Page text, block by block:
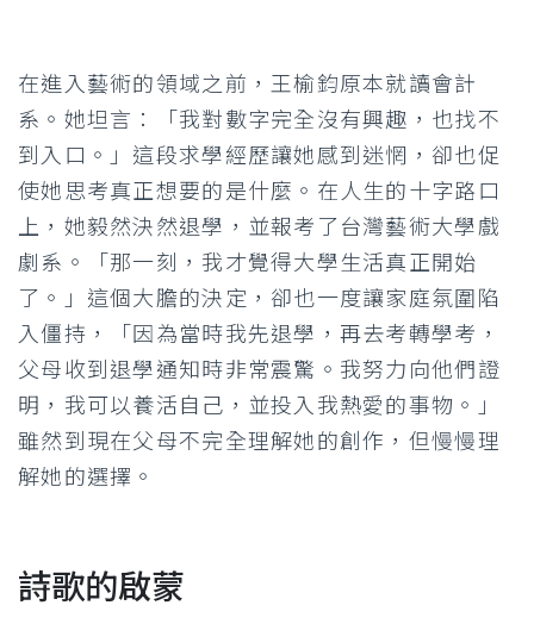
在進入藝術的領域之前，王榆鈞原本就讀會計
系。她坦言：「我對數字完全沒有興趣，也找不
到入口。」這段求學經歷讓她感到迷惘，卻也促
使她思考真正想要的是什麼。在人生的十字路口
上，她毅然決然退學，並報考了台灣藝術大學戲
劇系。「那一刻，我才覺得大學生活真正開始
了。」這個大膽的決定，卻也一度讓家庭氛圍陷
入僵持，「因為當時我先退學，再去考轉學考，
父母收到退學通知時非常震驚。我努力向他們證
明，我可以養活自己，並投入我熱愛的事物。」
雖然到現在父母不完全理解她的創作，但慢慢理
解她的選擇。
詩歌的啟蒙